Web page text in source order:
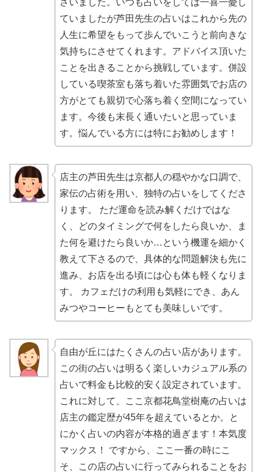
さいました。いつも占いをしては一喜一憂し
ていましたが芦田先生の占いはこれから先の
人生に希望をもって歩んでいこうと前向きな
気持ちにさせてくれます。アドバイス頂いた
ことを出きることから挑戦しています。併設
している喫茶室も落ち着いた雰囲気でお店の
方がとても親切で心落ち着く空間になってい
ます。今後も末長く通いたいと思っていま
す。悩んでいる方には特にお勧めします！
店主の芦田先生は京都人の穏やかな口調で、
家伝の占術を用い、独特の占いをしてくださ
ります。 ただ運命を読み解くだけではな
く、どのタイミングで何をしたら良いか、ま
た何を避けたら良いか…という機運を細かく
教えて下さるので、具体的な問題解決も先に
進み、お店を出る頃には心も体も軽くなりま
す。 カフェだけの利用も気軽にでき、あん
みつやコーヒーもとても美味しいです。
自由が丘にはたくさんの占い店があります。
この街の占いは明るく楽しいカジュアル系の
占いで料金も比較的安く設定されています。
これに対して、ここ京都花鳥堂樹庵の占いは
店主の鑑定歴が45年を超えているとか。と
にかく占いの内容が本格的過ぎます！本気度
マックス！ ですから、ここ一番の時にこ
そ、この店の占いに行ってみられることをお